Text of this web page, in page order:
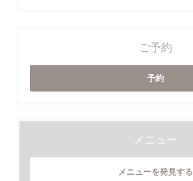
ご予約
予約
メニュー
メニューを発見する